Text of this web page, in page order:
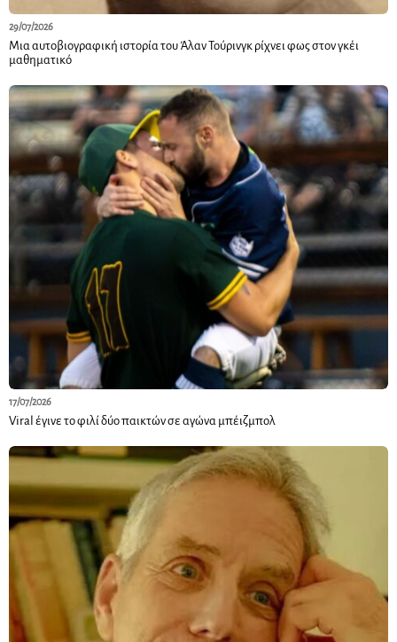
29/07/2026
Μια αυτοβιογραφική ιστορία του Άλαν Τούρινγκ ρίχνει φως στον γκέι
μαθηματικό
17/07/2026
Viral έγινε το φιλί δύο παικτών σε αγώνα μπέιζμπολ